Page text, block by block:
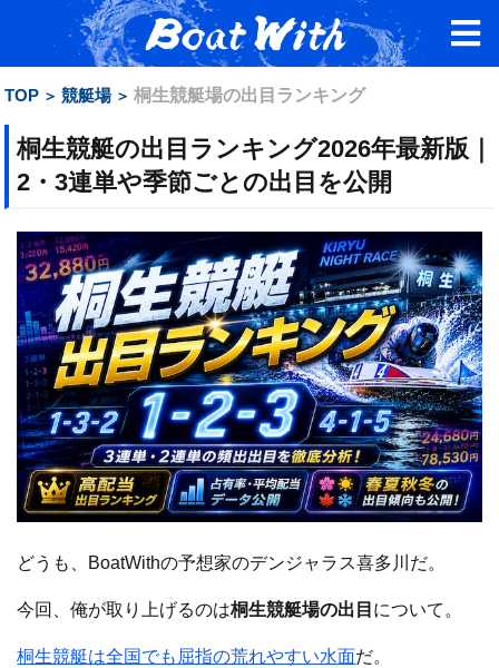
TOP 競艇場 桐生競艇場の出目ランキング
桐生競艇の出目ランキング2026年最新版｜
2・3連単や季節ごとの出目を公開
どうも、BoatWithの予想家のデンジャラス喜多川だ。
今回、俺が取り上げるのは桐生競艇場の出目 について。
桐生競艇は全国でも屈指の荒れやすい水面だ。